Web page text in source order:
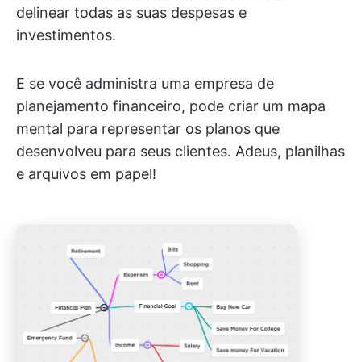
delinear todas as suas despesas e
investimentos.
E se você administra uma empresa de
planejamento financeiro, pode criar um mapa
mental para representar os planos que
desenvolveu para seus clientes. Adeus, planilhas
e arquivos em papel!